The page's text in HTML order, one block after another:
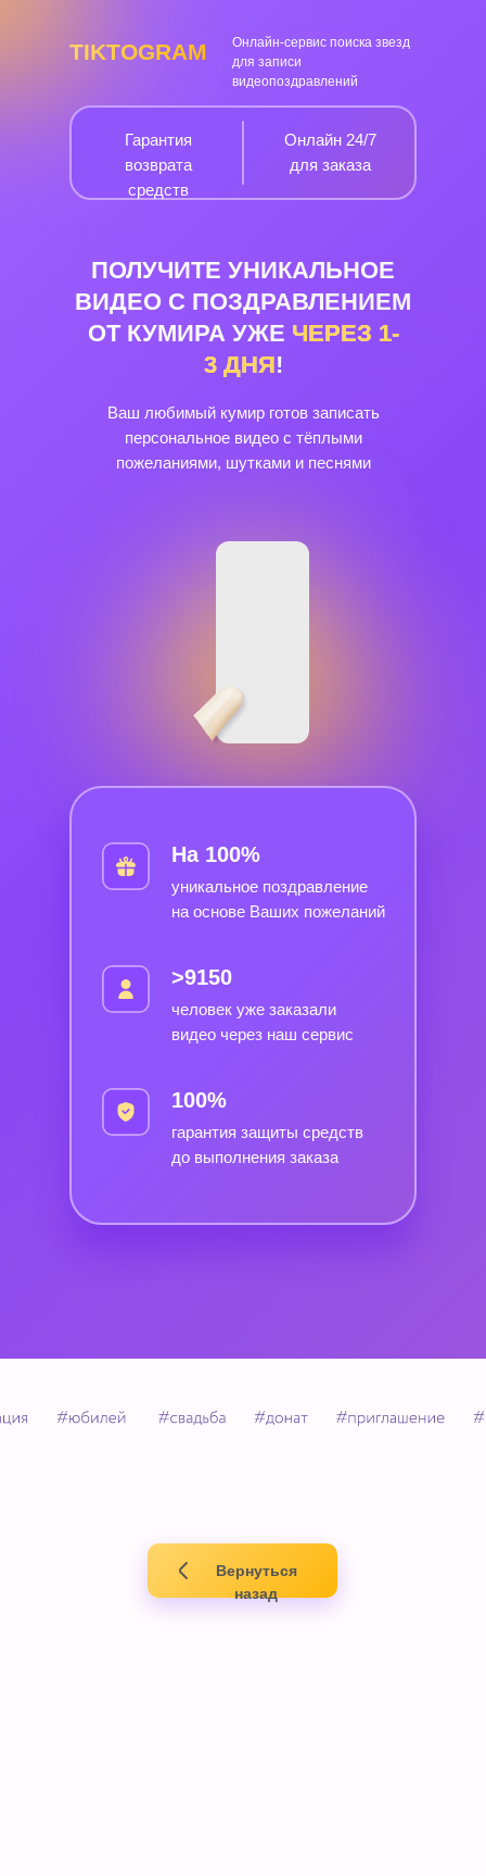
TIKTOGRAM
Ваш любимый кумир готов записать
персональное видео с тёплыми
пожеланиями, шутками и песнями
Онлайн-сервис поиска звезд
для записи
видеопоздравлений
ПОЛУЧИТЕ УНИКАЛЬНОЕ
ВИДЕО С ПОЗДРАВЛЕНИЕМ
ОТ КУМИРА УЖЕ ЧЕРЕЗ 1-
3 ДНЯ!
Онлайн 24/7
для заказа
Гарантия
возврата
средств
уникальное поздравление
на основе Ваших пожеланий
На 100%
человек уже заказали
видео через наш сервис
>9150
гарантия защиты средств
до выполнения заказа
100%
Вернуться
назад